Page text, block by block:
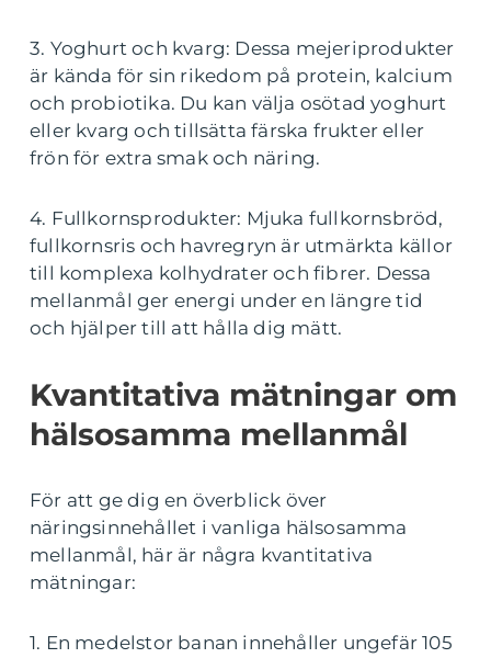
3. Yoghurt och kvarg: Dessa mejeriprodukter
är kända för sin rikedom på protein, kalcium
och probiotika. Du kan välja osötad yoghurt
eller kvarg och tillsätta färska frukter eller
frön för extra smak och näring.
4. Fullkornsprodukter: Mjuka fullkornsbröd,
fullkornsris och havregryn är utmärkta källor
till komplexa kolhydrater och fibrer. Dessa
mellanmål ger energi under en längre tid
och hjälper till att hålla dig mätt.
Kvantitativa mätningar om
hälsosamma mellanmål
För att ge dig en överblick över
näringsinnehållet i vanliga hälsosamma
mellanmål, här är några kvantitativa
mätningar:
1. En medelstor banan innehåller ungefär 105